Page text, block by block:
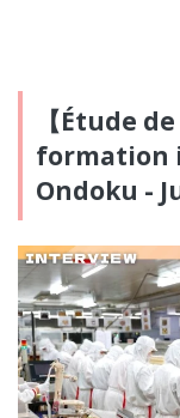
【Étude
formation
Ondoku -